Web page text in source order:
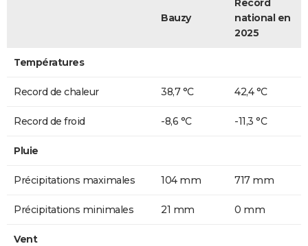
Bauzy
Record
national en
2025
Températures
Record de chaleur 38,7 °C 42,4 °C
Record de froid -8,6 °C -11,3 °C
Pluie
Précipitations maximales 104 mm 717 mm
Précipitations minimales 21 mm 0 mm
Vent